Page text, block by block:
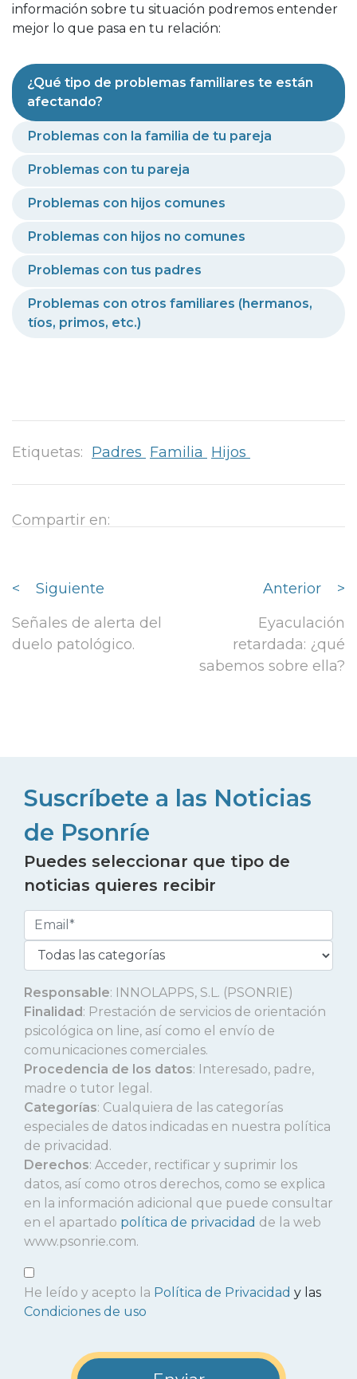
información sobre tu situación podremos entender
mejor lo que pasa en tu relación:
¿Qué tipo de problemas familiares te están
afectando?
Problemas con la familia de tu pareja
Problemas con tu pareja
Problemas con hijos comunes
Problemas con hijos no comunes
Problemas con tus padres
Problemas con otros familiares (hermanos,
tíos, primos, etc.)
Etiquetas: Padres Familia Hijos
Compartir en:
<
Siguiente
Señales de alerta del
duelo patológico.
Anterior
>
Eyaculación
retardada: ¿qué
sabemos sobre ella?
Suscríbete a las Noticias
de Psonríe
Puedes seleccionar que tipo de
noticias quieres recibir
Responsable: INNOLAPPS, S.L. (PSONRIE)
Finalidad: Prestación de servicios de orientación
psicológica on line, así como el envío de
comunicaciones comerciales.
Procedencia de los datos: Interesado, padre,
madre o tutor legal.
Categorías: Cualquiera de las categorías
especiales de datos indicadas en nuestra política
de privacidad.
Derechos: Acceder, rectificar y suprimir los
datos, así como otros derechos, como se explica
en la información adicional que puede consultar
en el apartado política de privacidad de la web
www.psonrie.com.
He leído y acepto la Política de Privacidad y las
Condiciones de uso